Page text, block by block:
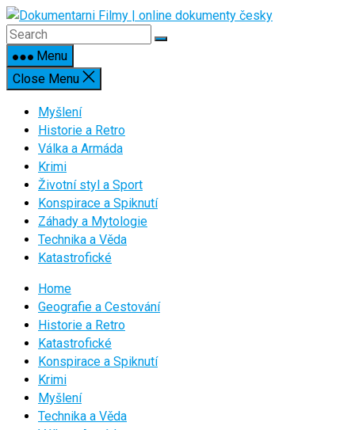
Skip
to
contentMenu
Close Menu
Myšlení
Historie a Retro
Válka a Armáda
Krimi
Životní styl a Sport
Konspirace a Spiknutí
Záhady a Mytologie
Technika a Věda
Katastrofické
Home
Geografie a Cestování
Historie a Retro
Katastrofické
Konspirace a Spiknutí
Krimi
Myšlení
Technika a Věda